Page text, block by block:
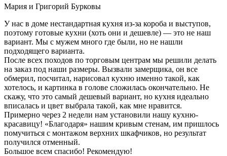
Мария и Григорий Бурковы
У нас в доме нестандартная кухня из-за короба и выступов,
поэтому готовые кухни (хоть они и дешевле) — это не наш
вариант. Мы с мужем много где были, но не нашли
подходящего варианта.
После всех походов по торговым центрам мы решили делать
на заказ под наши размеры. Вызвали замерщика, он все
обмерил, посчитал, нарисовал кухню именно такой, как
хотелось, и картинка в голове сложилась окончательно. Не
скажу, что это самый дешевый вариант, но кухня идеально
вписалась и цвет выбрала такой, как мне нравится.
Примерно через 2 недели нам установили нашу кухню-
красавицу! «Благодаря» нашим кривым стенам, им пришлось
помучиться с монтажом верхних шкафчиков, но результат
получился отменный.
Большое всем спасибо! Рекомендую!